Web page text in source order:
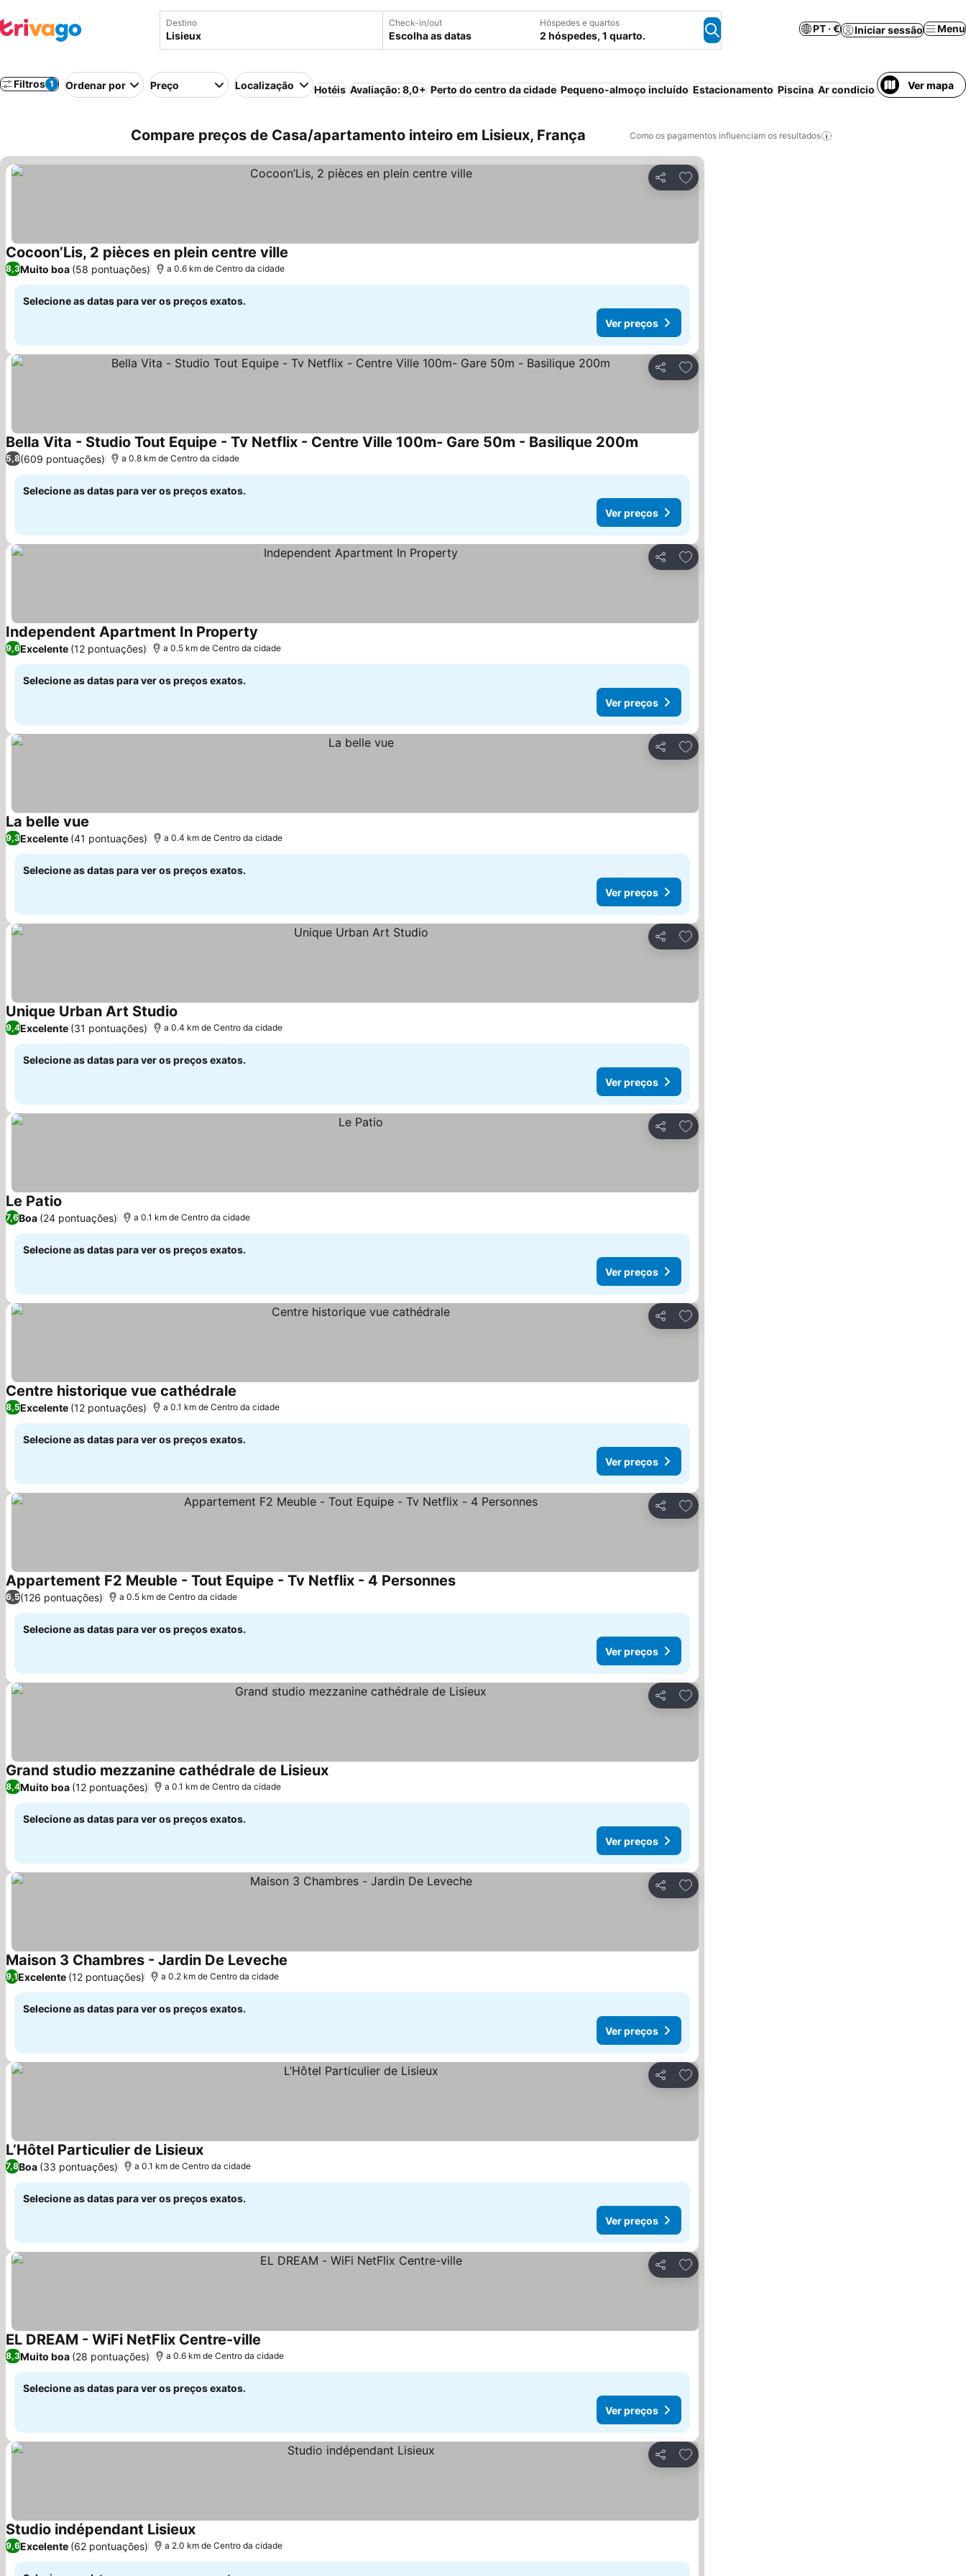
Destino Check-in/out
Escolha as datas
Hóspedes e quartos
2 hóspedes, 1 quarto.
PT · € Iniciar sessão Menu
Filtros 1 Ordenar por Preço Localização Hotéis Avaliação: 8,0+ Perto do centro da cidade Pequeno-almoço incluído Estacionamento Piscina Ar condicionado Animais
Ver mapa
Compare preços de Casa/apartamento inteiro em Lisieux, França Como os pagamentos influenciam os resultados
Partilhar
Adicionar aos favoritos
Cocoon’Lis, 2 pièces en plein centre ville
8,3Muito boa (58 pontuações) a 0.6 km de Centro da cidade
Selecione as datas para ver os preços exatos.
Ver preços
Partilhar
Adicionar aos favoritos
Bella Vita - Studio Tout Equipe - Tv Netflix - Centre Ville 100m- Gare 50m - Basilique 200m
5,8(609 pontuações) a 0.8 km de Centro da cidade
Selecione as datas para ver os preços exatos.
Ver preços
Partilhar
Adicionar aos favoritos
Independent Apartment In Property
9,6Excelente (12 pontuações) a 0.5 km de Centro da cidade
Selecione as datas para ver os preços exatos.
Ver preços
Partilhar
Adicionar aos favoritos
La belle vue
9,3Excelente (41 pontuações) a 0.4 km de Centro da cidade
Selecione as datas para ver os preços exatos.
Ver preços
Partilhar
Adicionar aos favoritos
Unique Urban Art Studio
9,4Excelente (31 pontuações) a 0.4 km de Centro da cidade
Selecione as datas para ver os preços exatos.
Ver preços
Partilhar
Adicionar aos favoritos
Le Patio
7,6Boa (24 pontuações) a 0.1 km de Centro da cidade
Selecione as datas para ver os preços exatos.
Ver preços
Partilhar
Adicionar aos favoritos
Centre historique vue cathédrale
8,5Excelente (12 pontuações) a 0.1 km de Centro da cidade
Selecione as datas para ver os preços exatos.
Ver preços
Partilhar
Adicionar aos favoritos
Appartement F2 Meuble - Tout Equipe - Tv Netflix - 4 PersonnesVer preços
6,5(126 pontuações) a 0.5 km de Centro da cidade
Selecione as datas para ver os preços exatos.
Ver preços
Partilhar
Adicionar aos favoritos
Grand studio mezzanine cathédrale de LisieuxVer preços
8,4Muito boa (12 pontuações) a 0.1 km de Centro da cidade
Selecione as datas para ver os preços exatos.
Ver preços
Partilhar
Adicionar aos favoritos
Maison 3 Chambres - Jardin De Leveche
9,1Excelente (12 pontuações) a 0.2 km de Centro da cidade
Selecione as datas para ver os preços exatos.
Ver preços
Partilhar
Adicionar aos favoritos
L’Hôtel Particulier de LisieuxVer preços
7,8Boa (33 pontuações) a 0.1 km de Centro da cidade
Selecione as datas para ver os preços exatos.
Ver preços
Partilhar
Adicionar aos favoritos
EL DREAM - WiFi NetFlix Centre-ville
8,3Muito boa (28 pontuações) a 0.6 km de Centro da cidade
Selecione as datas para ver os preços exatos.
Ver preços
Partilhar
Adicionar aos favoritos
Studio indépendant LisieuxVer preços
9,6Excelente (62 pontuações) a 2.0 km de Centro da cidade